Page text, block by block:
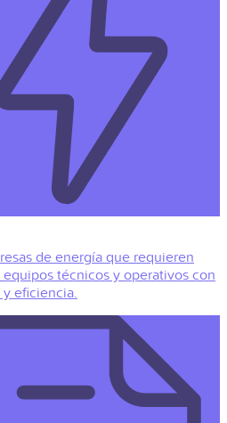
de energía que requieren
técnicos y operativos con
eficiencia.